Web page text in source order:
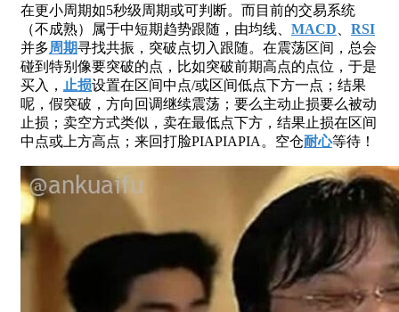
在更小周期如5秒级周期或可判断。而目前的交易系统
（不成熟）属于中短期趋势跟随，由均线、 MACD
RSI
并多周期寻找共振，突破点切入跟随。在震荡区间，总会
碰到特别像要突破的点，比如突破前期高点的点位，于是
买入， 止损设置在区间中点/或区间低点下方一点；结果
呢，假突破，方向回调继续震荡；要么主动止损要么被动
止损；卖空方式类似，卖在最低点下方，结果止损在区间
中点或上方高点；来回打脸PIAPIAPIA。空仓耐心等待！